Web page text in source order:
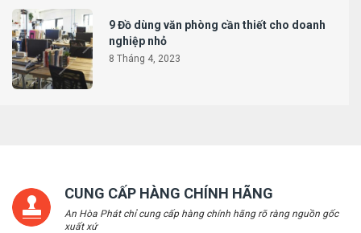
9 Đồ dùng văn phòng cần thiết cho doanh
nghiệp nhỏ
8 Tháng 4, 2023
CUNG CẤP HÀNG CHÍNH HÃNG
An Hòa Phát chỉ cung cấp hàng chính hãng rõ ràng nguồn gốc
xuất xứ